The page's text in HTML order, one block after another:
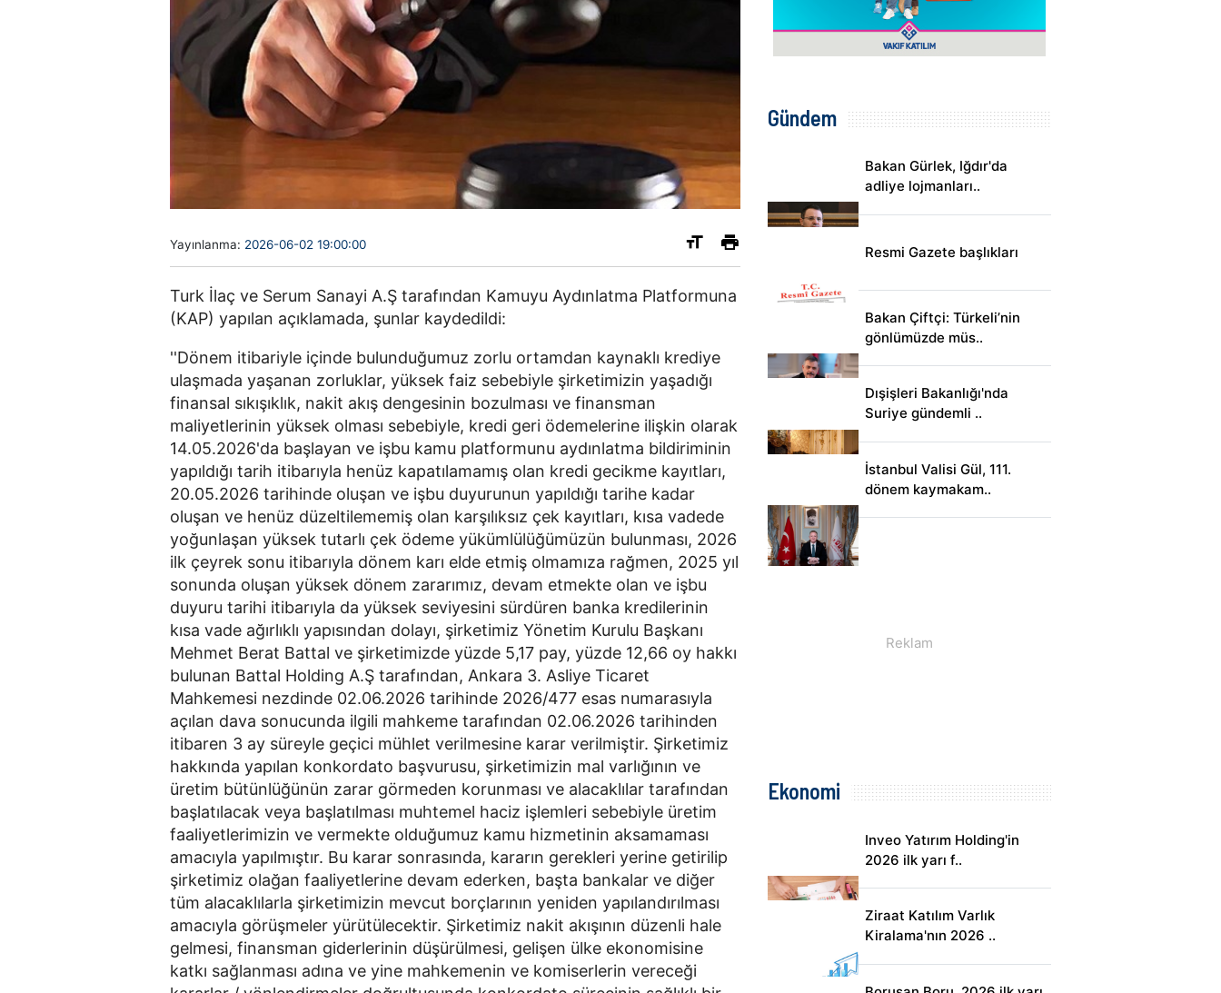
Yayınlanma: 2026-06-02 19:00:00
Turk İlaç ve Serum Sanayi A.Ş tarafından Kamuyu Aydınlatma Platformuna
(KAP) yapılan açıklamada, şunlar kaydedildi:
''Dönem itibariyle içinde bulunduğumuz zorlu ortamdan kaynaklı krediye
ulaşmada yaşanan zorluklar, yüksek faiz sebebiyle şirketimizin yaşadığı
finansal sıkışıklık, nakit akış dengesinin bozulması ve finansman
maliyetlerinin yüksek olması sebebiyle, kredi geri ödemelerine ilişkin olarak
14.05.2026'da başlayan ve işbu kamu platformunu aydınlatma bildiriminin
yapıldığı tarih itibarıyla henüz kapatılamamış olan kredi gecikme kayıtları,
20.05.2026 tarihinde oluşan ve işbu duyurunun yapıldığı tarihe kadar
oluşan ve henüz düzeltilememiş olan karşılıksız çek kayıtları, kısa vadede
yoğunlaşan yüksek tutarlı çek ödeme yükümlülüğümüzün bulunması, 2026
ilk çeyrek sonu itibarıyla dönem karı elde etmiş olmamıza rağmen, 2025 yıl
sonunda oluşan yüksek dönem zararımız, devam etmekte olan ve işbu
duyuru tarihi itibarıyla da yüksek seviyesini sürdüren banka kredilerinin
kısa vade ağırlıklı yapısından dolayı, şirketimiz Yönetim Kurulu Başkanı
Mehmet Berat Battal ve şirketimizde yüzde 5,17 pay, yüzde 12,66 oy hakkı
bulunan Battal Holding A.Ş tarafından, Ankara 3. Asliye Ticaret
Mahkemesi nezdinde 02.06.2026 tarihinde 2026/477 esas numarasıyla
açılan dava sonucunda ilgili mahkeme tarafından 02.06.2026 tarihinden
itibaren 3 ay süreyle geçici mühlet verilmesine karar verilmiştir. Şirketimiz
hakkında yapılan konkordato başvurusu, şirketimizin mal varlığının ve
üretim bütünlüğünün zarar görmeden korunması ve alacaklılar tarafından
başlatılacak veya başlatılması muhtemel haciz işlemleri sebebiyle üretim
faaliyetlerimizin ve vermekte olduğumuz kamu hizmetinin aksamaması
amacıyla yapılmıştır. Bu karar sonrasında, kararın gerekleri yerine getirilip
şirketimiz olağan faaliyetlerine devam ederken, başta bankalar ve diğer
tüm alacaklılarla şirketimizin mevcut borçlarının yeniden yapılandırılması
amacıyla görüşmeler yürütülecektir. Şirketimiz nakit akışının düzenli hale
gelmesi, finansman giderlerinin düşürülmesi, gelişen ülke ekonomisine
katkı sağlanması adına ve yine mahkemenin ve komiserlerin vereceği
Gündem
Bakan Gürlek, Iğdır'da
adliye lojmanları..
Resmi Gazete başlıkları
Bakan Çiftçi: Türkeli’nin
gönlümüzde müs..
Dışişleri Bakanlığı'nda
Suriye gündemli ..
İstanbul Valisi Gül, 111.
dönem kaymakam..
Ekonomi
Inveo Yatırım Holding'in
2026 ilk yarı f..
Ziraat Katılım Varlık
Kiralama'nın 2026 ..